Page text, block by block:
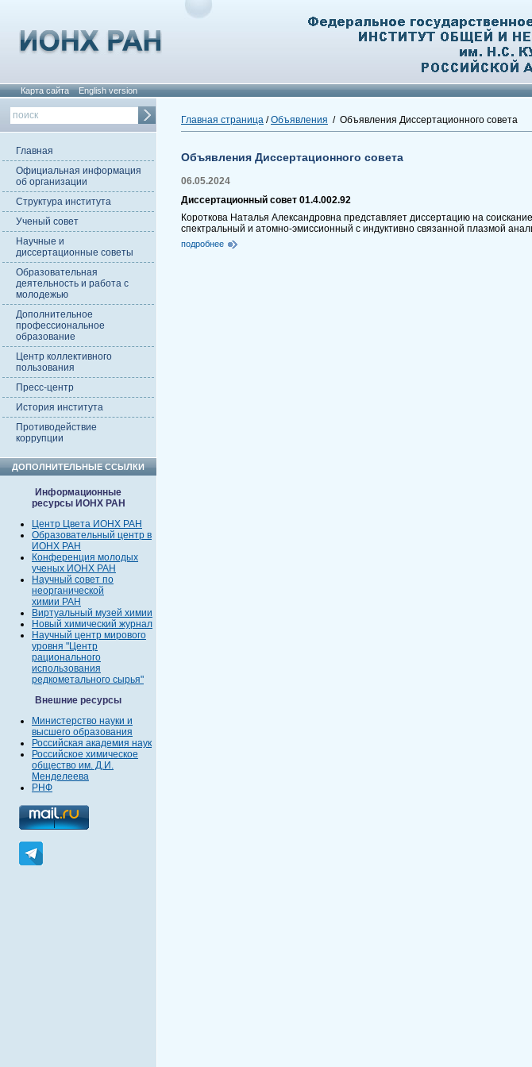
Карта сайта English version
Главная
Официальная информация
об организации
Структура института
Ученый совет
Научные и
диссертационные советы
Образовательная
деятельность и работа с
молодежью
Дополнительное
профессиональное
образование
Центр коллективного
пользования
Пресс-центр
История института
Противодействие
коррупции
ДОПОЛНИТЕЛЬНЫЕ ССЫЛКИ
Информационные
ресурсы ИОНХ РАН
Центр Цвета ИОНХ РАН
Образовательный центр в
ИОНХ РАН
Конференция молодых
ученых ИОНХ РАН
Научный совет по
неорганической
химии РАН
Виртуальный музей химии
Новый химический журнал
Научный центр мирового
уровня "Центр
рационального
использования
редкометального сырья"
Внешние ресурсы
Министерство науки и
высшего образования
Российская академия наук
Российское химическое
общество им. Д.И.
Менделеева
РНФ
Главная страница /Объявления / Объявления Диссертационного совета
Объявления Диссертационного совета
06.05.2024
Диссертационный совет 01.4.002.92
Короткова Наталья Александровна представляет диссертацию на
спектральный и атомно-эмиссионный с индуктивно связанной плазмой
подробнее